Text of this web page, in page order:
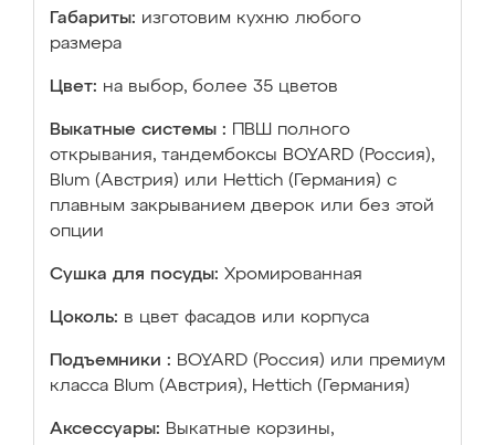
Габариты: изготовим кухню любого
размера
Цвет: на выбор, более 35 цветов
Выкатные системы :
ПВШ полного
открывания, тандембоксы BOYARD (Россия),
Blum (Австрия) или Hettich (Германия) с
плавным закрыванием дверок или без этой
опции
Сушка для посуды: Хромированная
Цоколь: в цвет фасадов или корпуса
Подъемники : BOYARD (Россия) или премиум
класса Blum (Австрия), Hettich (Германия)
Аксессуары: Выкатные корзины,